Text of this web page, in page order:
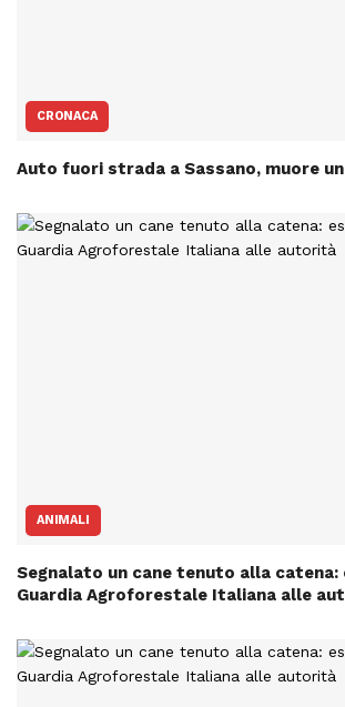
CRONACA
Auto fuori strada a Sassano, muore
ANIMALI
Segnalato un cane tenuto alla
Guardia Agroforestale Italiana alle